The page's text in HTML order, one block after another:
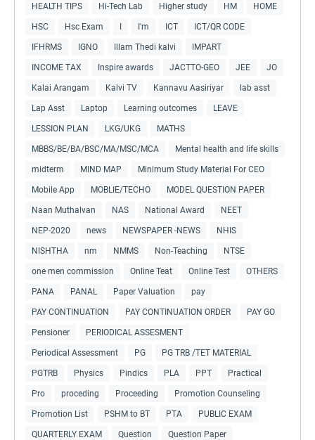
HEALTH TIPS Hi-Tech Lab Higher study HM HOME
HSC Hsc Exam I'm ICT ICT/QR CODE
IFHRMS IGNO Illam Thedi kalvi IMPART
INCOME TAX Inspire awards JACTTO-GEO JEE JO
Kalai Arangam Kalvi TV Kannavu Aasiriyar lab asst
Lap Asst Laptop Learning outcomes LEAVE
LESSION PLAN LKG/UKG MATHS
MBBS/BE/BA/BSC/MA/MSC/MCA Mental health and life skills
midterm MIND MAP Minimum Study Material For CEO
Mobile App MOBLIE/TECHO MODEL QUESTION PAPER
Naan Muthalvan NAS National Award NEET
NEP-2020 news NEWSPAPER -NEWS NHIS
NISHTHA nm NMMS Non-Teaching NTSE
one men commission Online Teat Online Test OTHERS
PANA PANAL Paper Valuation pay
PAY CONTINUATION PAY CONTINUATION ORDER PAY GO
Pensioner PERIODICAL ASSESMENT
Periodical Assessment PG PG TRB /TET MATERIAL
PGTRB Physics Pindics PLA PPT Practical
Pro proceding Proceeding Promotion Counseling
Promotion List PSHM to BT PTA PUBLIC EXAM
QUARTERLY EXAM Question Question Paper